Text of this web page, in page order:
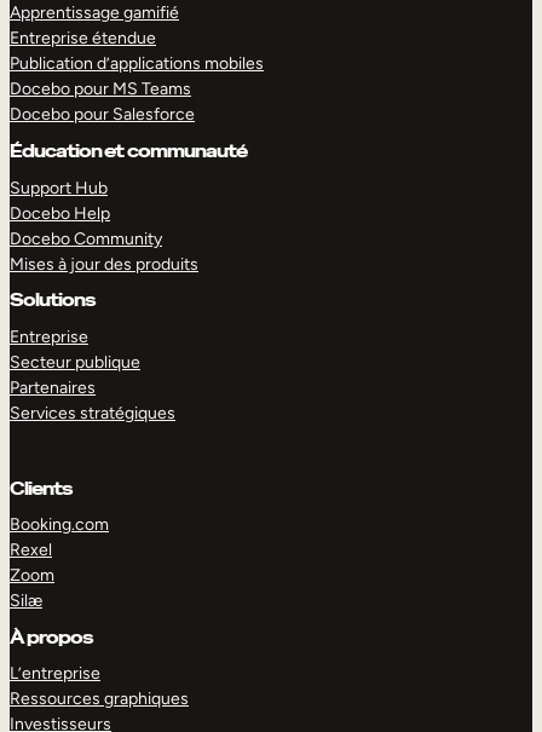
Apprentissage gamifié
Entreprise étendue
Publication d’applications mobiles
Docebo pour MS Teams
Docebo pour Salesforce
Éducation et communauté
Support Hub
Docebo Help
Docebo Community
Mises à jour des produits
Solutions
Entreprise
Secteur publique
Partenaires
Services stratégiques
Clients
Booking.com
Rexel
Zoom
Silæ
À propos
L’entreprise
Ressources graphiques
Investisseurs